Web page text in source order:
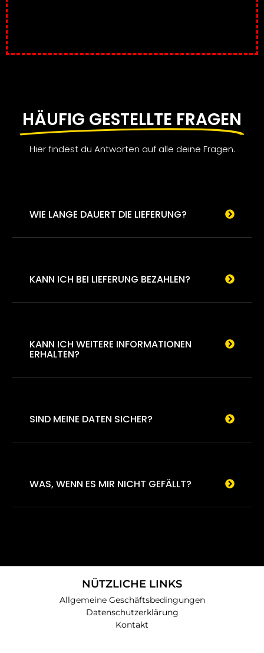
HÄUFIG GESTELLTE FRAGEN
Hier findest du Antworten auf alle deine Fragen.
WIE LANGE DAUERT DIE LIEFERUNG?
KANN ICH BEI LIEFERUNG BEZAHLEN?
KANN ICH WEITERE INFORMATIONEN
ERHALTEN?
SIND MEINE DATEN SICHER?
WAS, WENN ES MIR NICHT GEFÄLLT?
NÜTZLICHE LINKS
Allgemeine Geschäftsbedingungen
Datenschutzerklärung
Kontakt